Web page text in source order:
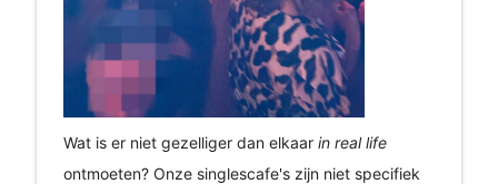
Wat is er niet gezelliger dan elkaar in real life
ontmoeten? Onze singlescafe's zijn niet specifiek